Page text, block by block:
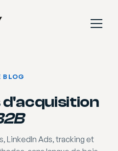
BLOG
LinkedIn Ads, tracking et